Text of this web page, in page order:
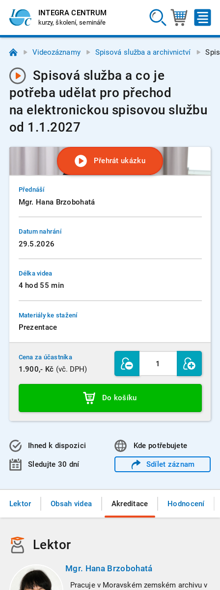
INTEGRA CENTRUM
kurzy, školení, semináře
Videozáznamy Spisová služba a archivnictví
Spisová služba a co je
potřeba udělat pro přechod
na elektronickou spisovou službu
od 1.1.2027
Přehrát ukázku
Přednáší
Mgr. Hana Brzobohatá
Datum nahrání
29.5.2026
Délka videa
4 hod 55 min
Materiály ke stažení
Prezentace
Cena za účastníka
1.900,- Kč (vč. DPH)
Do košíku
Ihned k dispozici
Sledujte 30 dní
Kde potřebujete
Sdílet záznam
Lektor Obsah videa Akreditace Hodnocení
Lektor
Mgr. Hana Brzobohatá
Pracuje v Moravském zemském archivu v